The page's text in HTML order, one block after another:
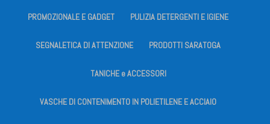
PROMOZIONALE E GADGET PULIZIA DETERGENTI E IGIENE
SEGNALETICA DI ATTENZIONE PRODOTTI SARATOGA
TANICHE e ACCESSORI
VASCHE DI CONTENIMENTO IN POLIETILENE E ACCIAIO